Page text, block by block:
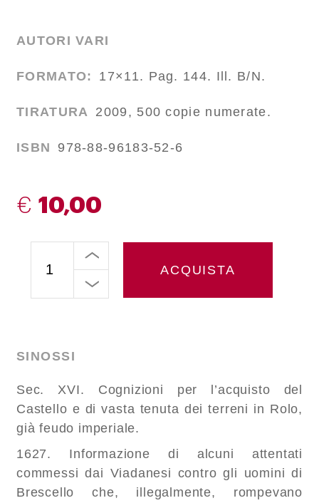
AUTORI VARI
FORMATO: 17×11. Pag. 144. Ill. B/N.
TIRATURA 2009, 500 copie numerate.
ISBN 978-88-96183-52-6
€ 10,00
ACQUISTA
SINOSSI
Sec. XVI. Cognizioni per l’acquisto del
Castello e di vasta tenuta dei terreni in Rolo,
già feudo imperiale.
1627. Informazione di alcuni attentati
commessi dai Viadanesi contro gli uomini di
Brescello che, illegalmente, rompevano